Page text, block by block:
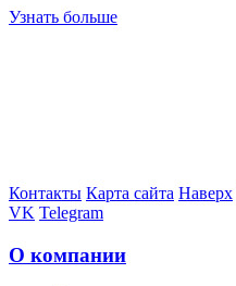
Узнать больше
Контакты Карта сайта Наверх
VK Telegram
О компании